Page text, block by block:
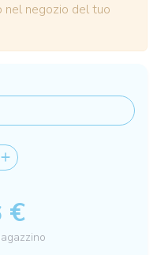
negozio del tuo
€